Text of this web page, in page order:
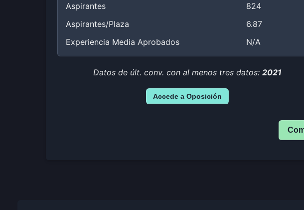
Aspirantes
824
Aspirantes/Plaza
6.87
Experiencia Media Aprobados
N/A
Datos de últ. conv. con al menos tres datos: 2021
Accede a Oposición